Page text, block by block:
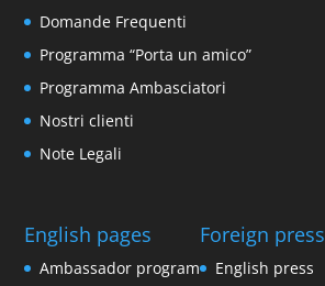
Domande Frequenti
Programma “Porta un amico”
Programma Ambasciatori
Nostri clienti
Note Legali
English pages
Ambassador program
Foreign press
English press